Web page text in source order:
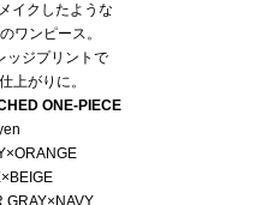
イクしたような
ワンピース。
ッジプリントで
上がりに。
ONE-PIECE
GRAY×NAVY